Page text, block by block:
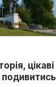
цікаві